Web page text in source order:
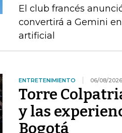
El club francés
convertirá a Gemini
artificial
ENTRETENIMIENTO 06/08/2026
Torre
y las
Bogotá